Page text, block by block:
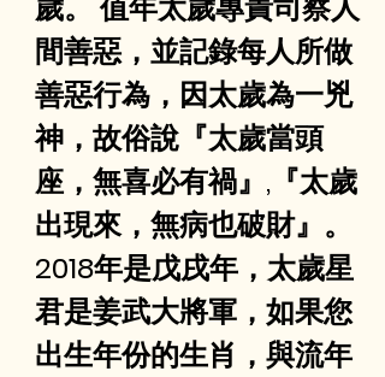
間善惡，並記錄每人所做
善惡行為，因太歲為一兇
神，故俗說『太歲當頭
座，無喜必有禍』,『太歲
出現來，無病也破財』。
2018年是戊戌年，太歲星
君是姜武大將軍，如果您
出生年份的生肖，與流年